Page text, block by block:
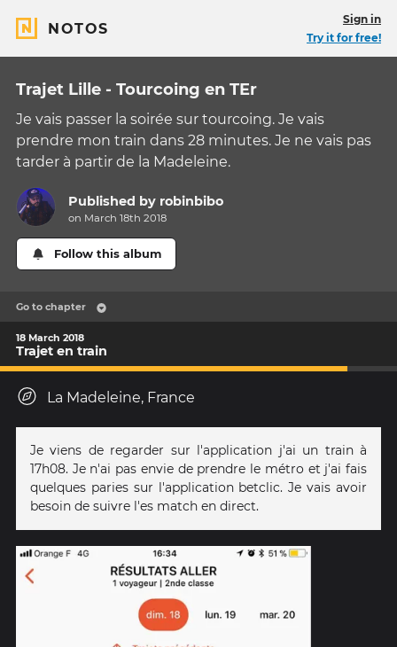
NOTOS
Sign in
Try it for free!
Trajet Lille - Tourcoing en TEr
Je vais passer la soirée sur tourcoing. Je vais
prendre mon train dans 28 minutes. Je ne vais pas
tarder à partir de la Madeleine.
Published by robinbibo
on March 18th 2018
Follow this album
Go to chapter
18 March 2018
Trajet en train
La Madeleine, France
Je viens de regarder sur l'application j'ai un train à
17h08. Je n'ai pas envie de prendre le métro et j'ai fais
quelques paries sur l'application betclic. Je vais avoir
besoin de suivre l'es match en direct.